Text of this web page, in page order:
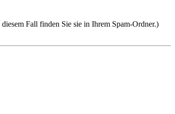
Fall finden Sie sie in Ihrem Spam-Ordner.)